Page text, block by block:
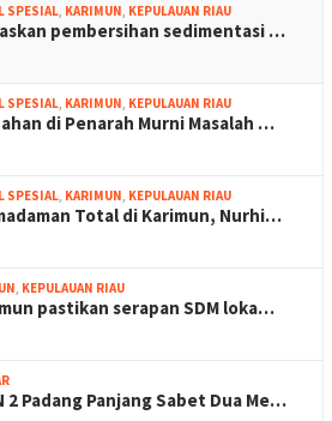
SPESIAL KARIMUN KEPULAUAN RIAU
pembersihan sedimentasi …
SPESIAL KARIMUN KEPULAUAN RIAU
di Penarah Murni Masalah …
SPESIAL KARIMUN KEPULAUAN RIAU
Total di Karimun, Nurhi…
KEPULAUAN RIAU
pastikan serapan SDM loka…
2 Padang Panjang Sabet Dua Me…